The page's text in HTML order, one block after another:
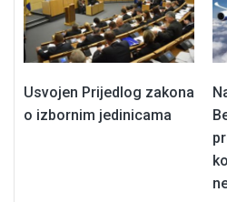
Usvojen Prijedlog zakona
o izbornim jedinicama